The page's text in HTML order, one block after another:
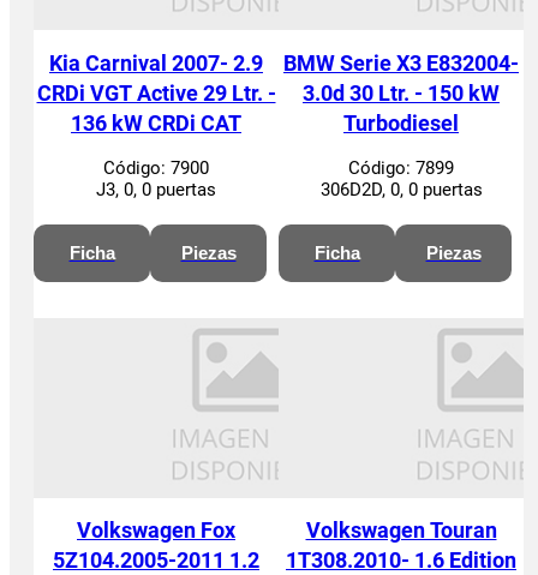
Kia Carnival 2007- 2.9
CRDi VGT Active 29 Ltr. -
136 kW CRDi CAT
Código: 7900
J3, 0, 0 puertas
Ficha Piezas
BMW Serie X3 E832004-
3.0d 30 Ltr. - 150 kW
Turbodiesel
Código: 7899
306D2D, 0, 0 puertas
Ficha Piezas
Volkswagen Fox
5Z104.2005-2011 1.2
Volkswagen Touran
1T308.2010- 1.6 Edition